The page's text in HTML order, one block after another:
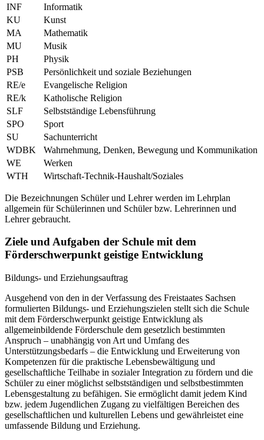
INF
Informatik
KU
Kunst
MA
Mathematik
MU
Musik
PH
Physik
PSB
Persönlichkeit und soziale Beziehungen
RE/e
Evangelische Religion
RE/k
Katholische Religion
SLF
Selbstständige Lebensführung
SPO
Sport
SU
Sachunterricht
WDBK
Wahrnehmung, Denken, Bewegung und Kommunikation
WE
Werken
WTH
Wirtschaft-Technik-Haushalt/Soziales
Die Bezeichnungen Schüler und Lehrer werden im Lehrplan
allgemein für Schülerinnen und Schüler bzw. Lehrerinnen und
Lehrer gebraucht.
Ziele und Aufgaben der Schule mit dem
Förderschwerpunkt geistige Entwicklung
Bildungs- und Erziehungsauftrag
Ausgehend von den in der Verfassung des Freistaates Sachsen
formulierten Bildungs- und Erziehungszielen stellt sich die Schule
mit dem Förderschwerpunkt geistige Entwicklung als
allgemeinbildende Förderschule dem gesetzlich bestimmten
Anspruch – unabhängig von Art und Umfang des
Unterstützungsbedarfs – die Entwicklung und Erweiterung von
Kompetenzen für die praktische Lebensbewältigung und
gesellschaftliche Teilhabe in sozialer Integration zu fördern und die
Schüler zu einer möglichst selbstständigen und selbstbestimmten
Lebensgestaltung zu befähigen. Sie ermöglicht damit jedem Kind
bzw. jedem Jugendlichen Zugang zu vielfältigen Bereichen des
gesellschaftlichen und kulturellen Lebens und gewährleistet eine
umfassende Bildung und Erziehung.